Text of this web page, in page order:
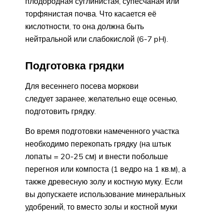
торфянистая почва. Что касается её
кислотности, то она должна быть
нейтральной или слабокислой (6-7 pH).
Подготовка грядки
Для весеннего посева моркови
следует заранее, желательно еще осенью,
подготовить грядку.
Во время подготовки намеченного участка
необходимо перекопать грядку (на штык
лопаты = 20-25 см) и внести побольше
перегноя или компоста (1 ведро на 1 кв.м), а
также древесную золу и костную муку. Если
вы допускаете использование минеральных
удобрений, то вместо золы и костной муки